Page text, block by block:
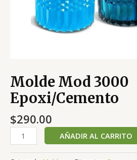
Molde Mod 3000
Epoxi/Cemento
$290.00
AÑADIR AL CARRITO